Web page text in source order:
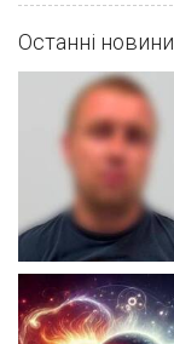
Останні новини